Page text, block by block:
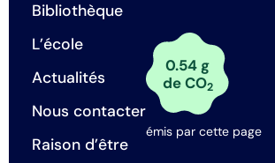
Bibliothèque
L’école
Actualités
Nous contacter
Raison d’être
0.54 g
de CO2
émis par cette page